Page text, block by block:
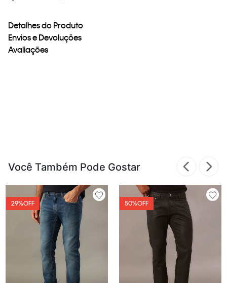
Detalhes do Produto
Envios e Devoluções
Avaliações
Você Também Pode Gostar
29%OFF 50%OFF